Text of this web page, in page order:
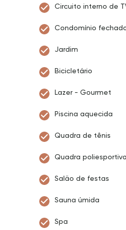
Circuito interno de
Condomínio
Jardim
Bicicletário
Lazer - Gourmet
Piscina aquecida
Quadra de tênis
Quadra poliesportiva
Salão de festas
Sauna úmida
Spa